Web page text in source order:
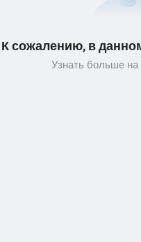
К сожалению, в
Узнать больше на